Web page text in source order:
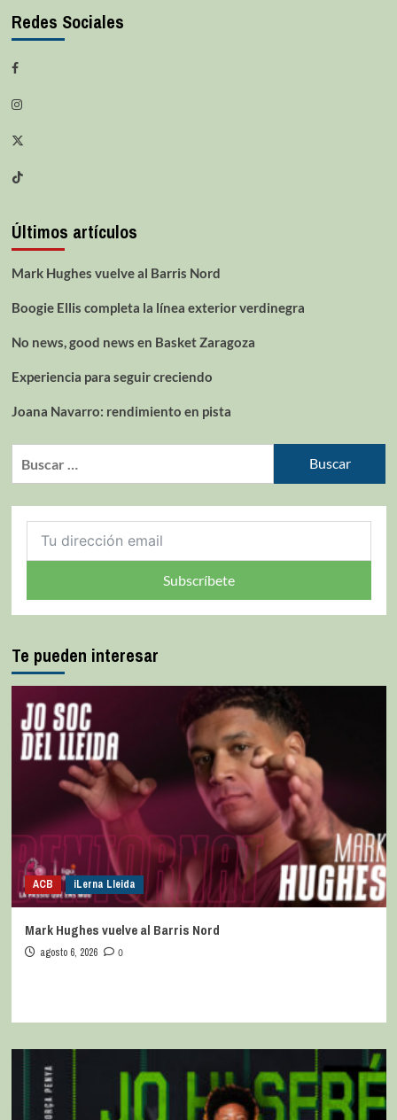
Redes Sociales
Últimos artículos
Mark Hughes vuelve al Barris Nord
Boogie Ellis completa la línea exterior verdinegra
No news, good news en Basket Zaragoza
Experiencia para seguir creciendo
Joana Navarro: rendimiento en pista
Subscríbete
Te pueden interesar
ACB iLerna Lleida
Mark Hughes vuelve al Barris Nord
agosto 6, 2026 0